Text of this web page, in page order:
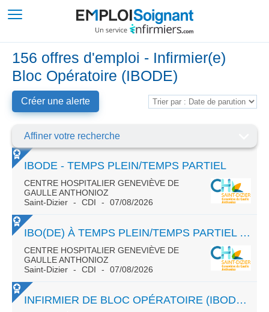
156 offres d'emploi - Infirmier(e)
Bloc Opératoire (IBODE)
Créer une alerte
Affiner votre recherche
IBODE - TEMPS PLEIN/TEMPS PARTIEL
CENTRE HOSPITALIER GENEVIÈVE DE
GAULLE ANTHONIOZ
Saint-Dizier
CDI 07/08/2026
IBO(DE) À TEMPS PLEIN/TEMPS PARTIEL - TOUT CONTRAT
CENTRE HOSPITALIER GENEVIÈVE DE
GAULLE ANTHONIOZ
Saint-Dizier
CDI 07/08/2026
INFIRMIER DE BLOC OPÉRATOIRE (IBODE) H/F